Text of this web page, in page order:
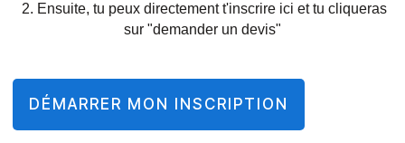
2. Ensuite, tu peux directement t'inscrire ici et tu cliqueras
sur "demander un devis"
DÉMARRER MON INSCRIPTION